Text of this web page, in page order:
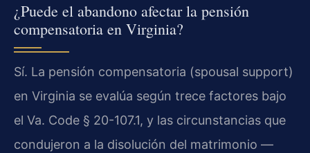
¿Puede el abandono afectar la pensión
compensatoria en Virginia?
Sí. La pensión compensatoria (spousal support)
en Virginia se evalúa según trece factores bajo
el Va. Code § 20-107.1, y las circunstancias que
condujeron a la disolución del matrimonio —